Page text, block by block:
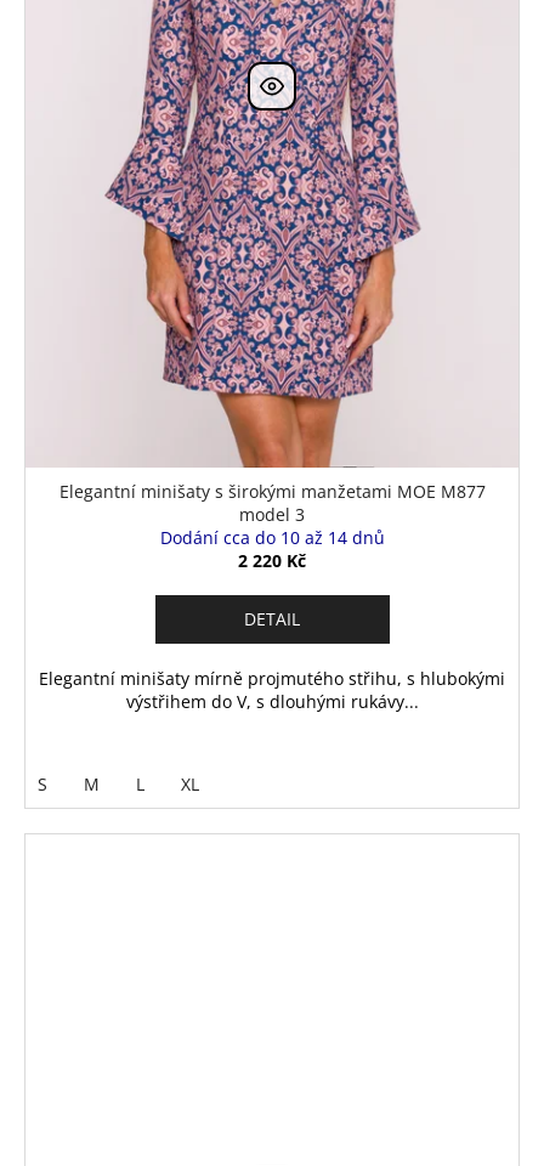
Elegantní minišaty s širokými manžetami MOE M877
model 3
Dodání cca do 10 až 14 dnů
2 220 Kč
DETAIL
Elegantní minišaty mírně projmutého střihu, s hlubokými
výstřihem do V, s dlouhými rukávy...
S M L XL